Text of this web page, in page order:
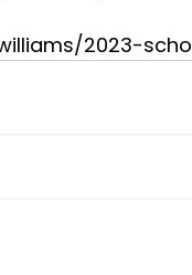
2023-